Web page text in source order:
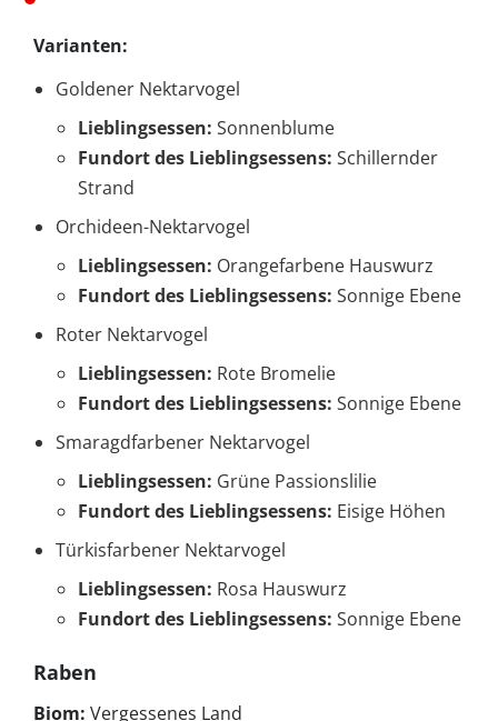
Varianten:
Goldener Nektarvogel
Lieblingsessen: Sonnenblume
Fundort des Lieblingsessens: Schillernder
Strand
Orchideen-Nektarvogel
Lieblingsessen: Orangefarbene Hauswurz
Fundort des Lieblingsessens: Sonnige Ebene
Roter Nektarvogel
Lieblingsessen: Rote Bromelie
Fundort des Lieblingsessens: Sonnige Ebene
Smaragdfarbener Nektarvogel
Lieblingsessen: Grüne Passionslilie
Fundort des Lieblingsessens: Eisige Höhen
Türkisfarbener Nektarvogel
Lieblingsessen: Rosa Hauswurz
Fundort des Lieblingsessens: Sonnige Ebene
Raben
Biom: Vergessenes Land